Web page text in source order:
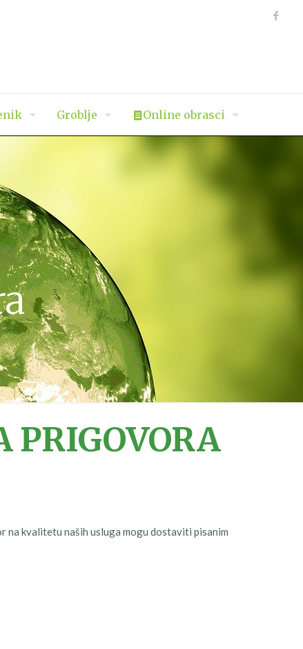
Groblje Online obrasci
PRIGOVORA
kvalitetu naših usluga mogu dostaviti pisanim